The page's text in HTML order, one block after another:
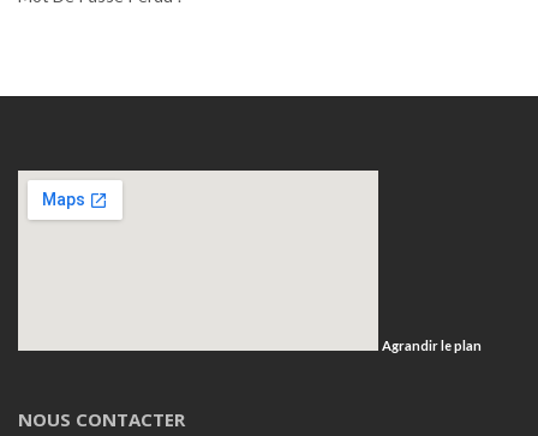
Agrandir le plan
NOUS CONTACTER